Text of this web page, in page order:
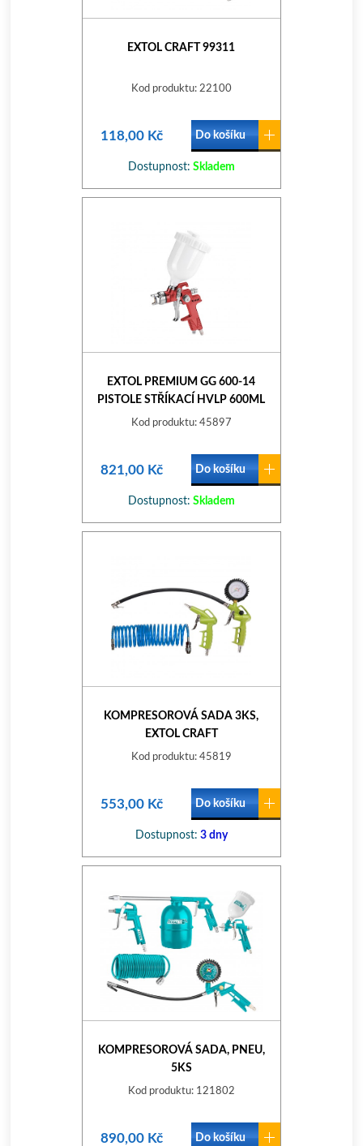
EXTOL CRAFT 99311
Kod produktu: 22100
118,00 Kč Do košíku
Dostupnost: Skladem
EXTOL PREMIUM GG 600-14
PISTOLE STŘÍKACÍ HVLP 600ML
8865052
Kod produktu: 45897
821,00 Kč Do košíku
Dostupnost: Skladem
KOMPRESOROVÁ SADA 3KS,
EXTOL CRAFT
Kod produktu: 45819
553,00 Kč Do košíku
Dostupnost: 3 dny
KOMPRESOROVÁ SADA, PNEU,
5KS
Kod produktu: 121802
890,00 Kč Do košíku